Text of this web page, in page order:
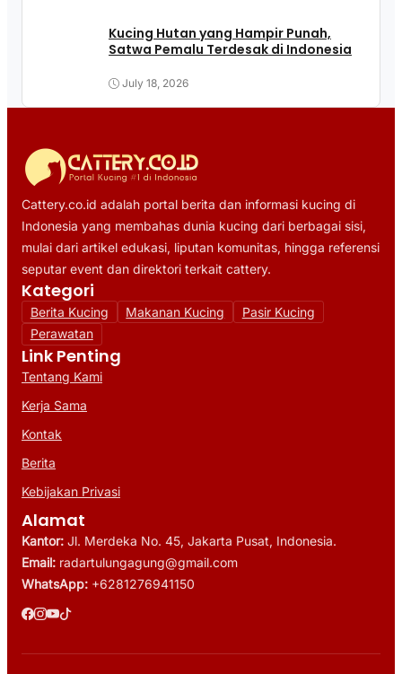
Kucing Hutan yang Hampir Punah,
Satwa Pemalu Terdesak di Indonesia
July 18, 2026
Cattery.co.id adalah portal berita dan informasi kucing di
Indonesia yang membahas dunia kucing dari berbagai sisi,
mulai dari artikel edukasi, liputan komunitas, hingga referensi
seputar event dan direktori terkait cattery.
Kategori
Berita Kucing Makanan Kucing
Pasir Kucing
Perawatan
Link Penting
Tentang Kami
Kerja Sama
Kontak
Berita
Kebijakan Privasi
Alamat
Kantor: Jl. Merdeka No. 45, Jakarta Pusat, Indonesia.
Email: radartulungagung@gmail.com
WhatsApp: +6281276941150